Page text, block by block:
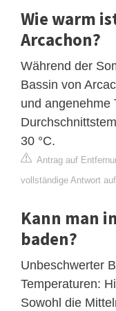
Wie warm
Arcachon?
Während der
Bassin von
und angenehme
30 °C.
Antrag auf
vollständige Antwort
Kann man
baden?
Unbeschwerter
Temperaturen:
Sowohl die